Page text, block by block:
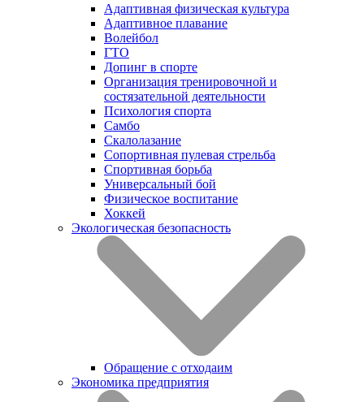
Адаптивная физическая культура
Адаптивное плавание
Волейбол
ГТО
Допинг в спорте
Организация тренировочной и
состязательной деятельности
Психология спорта
Самбо
Скалолазание
Сопортивная пулевая стрельба
Спортивная борьба
Универсальный бой
Физическое воспитание
Хоккей
Экологическая безопасность
Обращение с отходаим
Экономика предприятия